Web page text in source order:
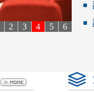
2 3 4 5 6